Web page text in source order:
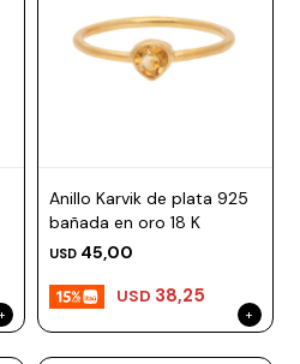
Anillo Karvik de plata 925
bañada en oro 18 K
USD 45,00
USD 38,25